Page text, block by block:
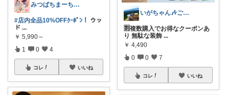
みつばちまーちᵀᴴᴬᴺᴷ ᵞᴼᵁ ◡̈*
#店内全品10%OFFｸｰﾎﾟﾝ！
ウッ
ド ...
￥ 5,990～
1 0 4
コレ いいね
いがちゃん🎶ご購入感謝です🎶
🈹複数購入でお得なクーポンあ
り 無駄な装飾 ...
￥ 4,490
0 0 7
コレ いいね